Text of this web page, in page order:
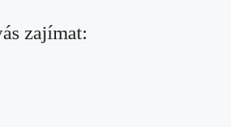
zajímat: